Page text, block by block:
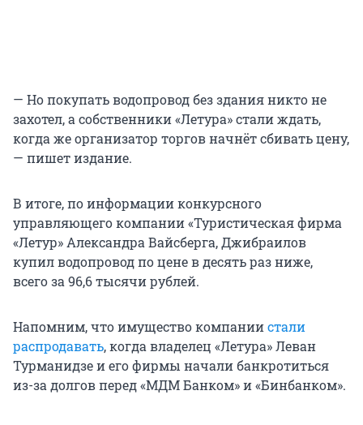
— Но покупать водопровод без здания никто не
захотел, а собственники «Летура» стали ждать,
когда же организатор торгов начнёт сбивать цену,
— пишет издание.
В итоге, по информации конкурсного
управляющего компании «Туристическая фирма
«Летур» Александра Вайсберга, Джибраилов
купил водопровод по цене в десять раз ниже,
всего за 96,6 тысячи рублей.
Напомним, что имущество компаниистали
распродавать, когда владелец «Летура» Леван
Турманидзе и его фирмы начали банкротиться
из-за долгов перед «МДМ Банком» и «Бинбанком».